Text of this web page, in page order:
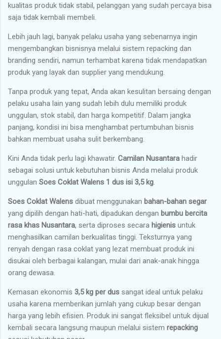
kualitas produk tidak stabil, pelanggan yang sudah percaya bisa
saja tidak kembali membeli.
Lebih jauh lagi, banyak pelaku usaha yang sebenarnya ingin
mengembangkan bisnisnya melalui sistem repacking dan
branding sendiri, namun terhambat karena tidak mendapatkan
produk yang layak dan supplier yang mendukung.
Tanpa produk yang tepat, Anda akan kesulitan bersaing dengan
pelaku usaha lain yang sudah lebih dulu memiliki produk
unggulan, stok stabil, dan harga kompetitif. Dalam jangka
panjang, kondisi ini bisa menghambat pertumbuhan bisnis
bahkan membuat usaha sulit berkembang.
Kini Anda tidak perlu lagi khawatir. Camilan Nusantara hadir
sebagai solusi untuk kebutuhan bisnis Anda melalui produk
unggulan Soes Coklat Walens 1 dus isi 3,5 kg.
Soes Coklat Walens dibuat menggunakan bahan-bahan segar
yang dipilih dengan hati-hati, dipadukan dengan bumbu bercita
rasa khas Nusantara, serta diproses secara higienis untuk
menghasilkan camilan berkualitas tinggi. Teksturnya yang
renyah dengan rasa coklat yang lezat membuat produk ini
disukai oleh berbagai kalangan, mulai dari anak-anak hingga
orang dewasa.
Kemasan ekonomis 3,5 kg per dus sangat ideal untuk pelaku
usaha karena memberikan jumlah yang cukup besar dengan
harga yang lebih efisien. Produk ini sangat fleksibel untuk dijual
kembali secara langsung maupun melalui sistem repacking